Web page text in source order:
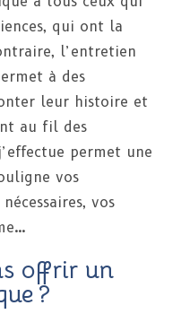
qui ont la
l’entretien
à des
leur histoire et
au fil des
permet une
vos
vos
offrir un
?